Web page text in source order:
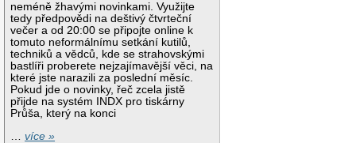
neméně žhavými novinkami. Využijte
tedy předpovědi na deštivý čtvrteční
večer a od 20:00 se připojte online k
tomuto neformálnímu setkání kutilů,
techniků a vědců, kde se strahovskými
bastlíři proberete nejzajímavější věci, na
které jste narazili za poslední měsíc.
Pokud jde o novinky, řeč zcela jistě
přijde na systém INDX pro tiskárny
Průša, který na konci
…více »